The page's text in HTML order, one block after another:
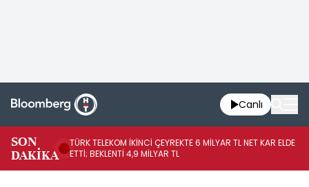
Canlı
SON
DAKİKA
TÜRK TELEKOM İKİNCİ ÇEYREKTE 6 MİLYAR TL NET KAR ELDE
ETTİ; BEKLENTİ 4,9 MİLYAR TL